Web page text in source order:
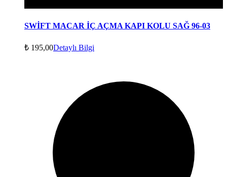
SWİFT MACAR İÇ AÇMA KAPI KOLU SAĞ 96-03
₺ 195,00Detaylı Bilgi